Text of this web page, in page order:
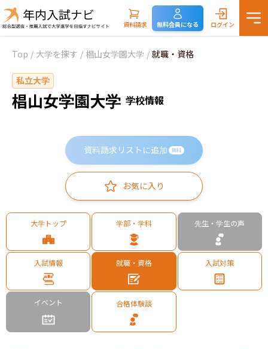
資料請求 無料会員になる ログイン
Top / 大学を探す / 椙山女学園大学 / 就職・資格
私立大学
椙山女学園大学 学校情報
資料請求リストに追加 無料
お気に入り
大学トップ 学部・学科 先生・学生の声
入試情報 就職・資格 入試対策
イベント 合格体験談